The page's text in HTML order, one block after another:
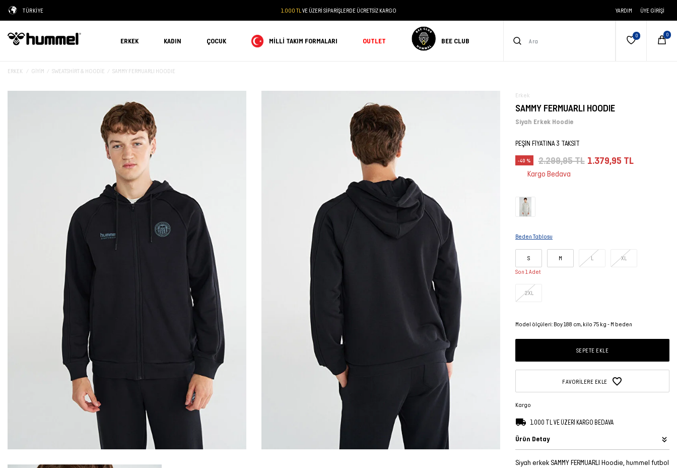
TÜRKİYE 1.000 TL VE ÜZERİ SİPARİŞLERDE ÜCRETSİZ KARGO YARDIM ÜYE GIRIŞI
ERKEK KADIN ÇOCUK MILLI TAKIM FORMALARI OUTLET BEE CLUB
ERKEK GIYIM SWEATSHIRT & HOODIE SAMMY FERMUARLI HOODIE
Erkek
SAMMY FERMUARLI HOODIE
Siyah Erkek Hoodie
PEŞİN FİYATINA 3 TAKSİT
-40 % 2.299,95 TL 1.379,95 TL
Kargo Bedava
Beden Tablosu
S
Son 1 Adet
M L XL
2XL
Model ölçüleri: Boy 188 cm, kilo 75 kg - M beden
SEPETE EKLE
FAVORILERE EKLE
Kargo
1.000 TL VE ÜZERİ KARGO BEDAVA
Ürün Detay
Siyah erkek SAMMY FERMUARLI Hoodie, hummel futbol